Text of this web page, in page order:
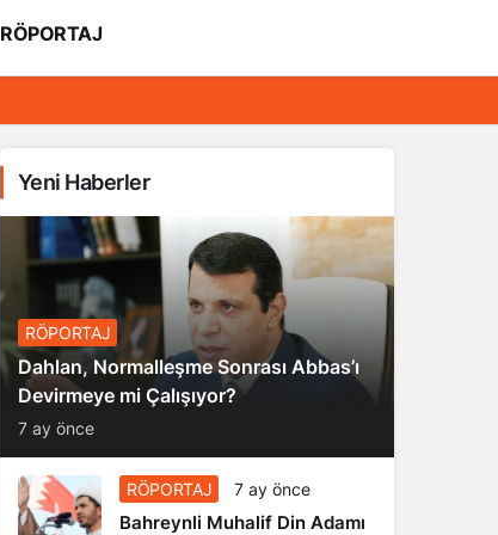
RÖPORTAJ
Yeni Haberler
RÖPORTAJ
Dahlan, Normalleşme Sonrası Abbas’ı
Devirmeye mi Çalışıyor?
7 ay önce
RÖPORTAJ 7 ay önce
Bahreynli Muhalif Din Adamı